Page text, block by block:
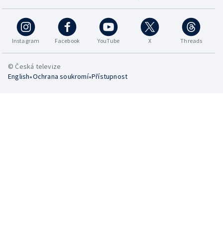
Instagram Facebook YouTube X Threads
© Česká televize
English•Ochrana soukromí•Přístupnost